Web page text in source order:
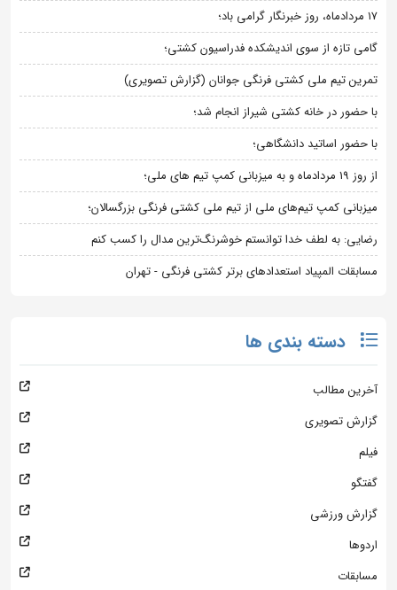
۱۷ مردادماه، روز خبرنگار گرامی باد؛
گامی تازه از سوی اندیشکده فدراسیون کشتی؛
تمرین تیم ملی کشتی فرنگی جوانان (گزارش تصویری)
با حضور در خانه کشتی شیراز انجام شد؛
با حضور اساتید دانشگاهی؛
از روز 19 مردادماه و به میزبانی کمپ تیم های ملی؛
میزبانی کمپ تیم‌های ملی از تیم ملی کشتی فرنگی بزرگسالان؛
رضایی: به لطف خدا توانستم خوشرنگ‌ترین مدال را کسب کنم
مسابقات المپیاد استعدادهای برتر کشتی فرنگی - تهران
دسته بندی ها
آخرین مطالب
گزارش تصویری
فیلم
گفتگو
گزارش ورزشی
اردوها
مسابقات